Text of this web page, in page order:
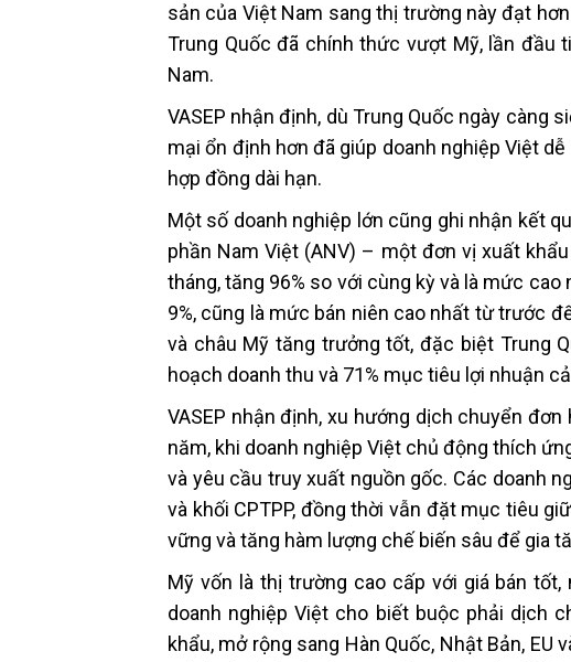
sản của Việt Nam sang thị trường này đạt
Trung Quốc đã chính thức vượt Mỹ, lần đầu
Nam.
VASEP nhận định, dù Trung Quốc ngày
mại ổn định hơn đã giúp doanh nghiệp Việt
hợp đồng dài hạn.
Một số doanh nghiệp lớn cũng ghi nhận kết
phần Nam Việt (ANV) – một đơn vị xuất
tháng, tăng 96% so với cùng kỳ và là mức
9%, cũng là mức bán niên cao nhất từ trước
và châu Mỹ tăng trưởng tốt, đặc biệt Trung
hoạch doanh thu và 71% mục tiêu lợi nhuận
VASEP nhận định, xu hướng dịch chuyển
năm, khi doanh nghiệp Việt chủ động thích
và yêu cầu truy xuất nguồn gốc. Các doanh
và khối CPTPP, đồng thời vẫn đặt mục tiêu
vững và tăng hàm lượng chế biến sâu để gia
Mỹ vốn là thị trường cao cấp với giá bán
doanh nghiệp Việt cho biết buộc phải dịch
khẩu, mở rộng sang Hàn Quốc, Nhật Bản,